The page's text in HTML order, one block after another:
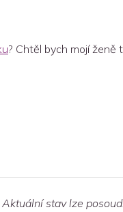
? Chtěl bych mojí ženě
stav lze